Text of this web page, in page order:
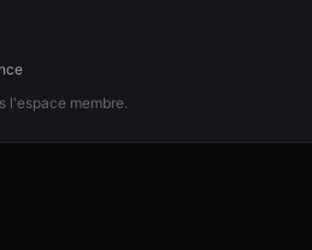
l'espace membre.